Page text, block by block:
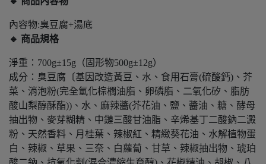
內容物:臭豆腐+湯底
🔹 商品規格
淨重：700g±15g（固形物500g±12g）
成分：臭豆腐〔基因改造黃豆、水、食用石膏(硫酸鈣)、芥
菜、消泡粉(完全氫化棕櫚油脂、卵磷脂、二氧化矽、脂肪
酸山梨醇酥酯))、水、麻辣醬(芥花油、鹽、醬油、糖、酵母
抽出物、麥芽糊精、中鏈三酸甘油脂、辛烯基丁二酸鈉二澱
粉、天然香料、月桂葉、辣椒紅、精緻葵花油、水解植物蛋
白、辣椒、草果、三奈、白蘿蔔、甘草、辣椒抽出物、琥珀